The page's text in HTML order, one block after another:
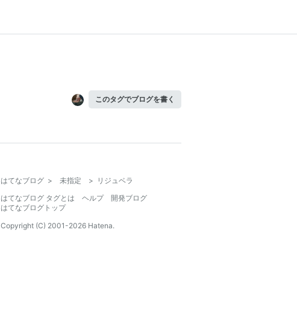
このタグでブログを書く
はてなブログ > 未指定 >
リジュベラ
はてなブログ タグとは
ヘルプ
開発ブログ
はてなブログトップ
Copyright (C) 2001-2026 Hatena.